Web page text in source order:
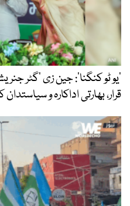
’یو ٹو کنگنا‘: جین زی ’گٹر
قرار، بھارتی اداکارہ و سیاستدان